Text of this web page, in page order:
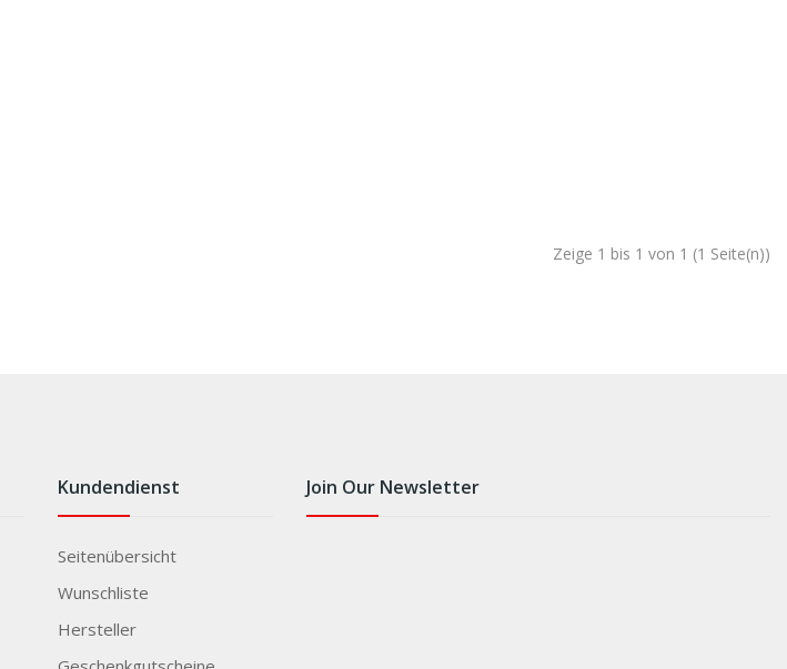
Zeige 1 bis 1 von 1 (1 Seite(n))
Kundendienst
Seitenübersicht
Wunschliste
Hersteller
Join Our Newsletter